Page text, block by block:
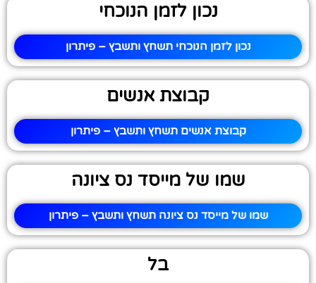
נכון לזמן הנוכחי
נכון לזמן הנוכחי תשחץ ותשבץ – פיתרון
קבוצת אנשים
קבוצת אנשים תשחץ ותשבץ – פיתרון
שמו של מייסד נס ציונה
שמו של מייסד נס ציונה תשחץ ותשבץ – פיתרון
בל